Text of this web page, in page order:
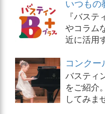
いつもの
『バス
やコラム
近に活用
コンクー
バスティ
をご紹介
してみま